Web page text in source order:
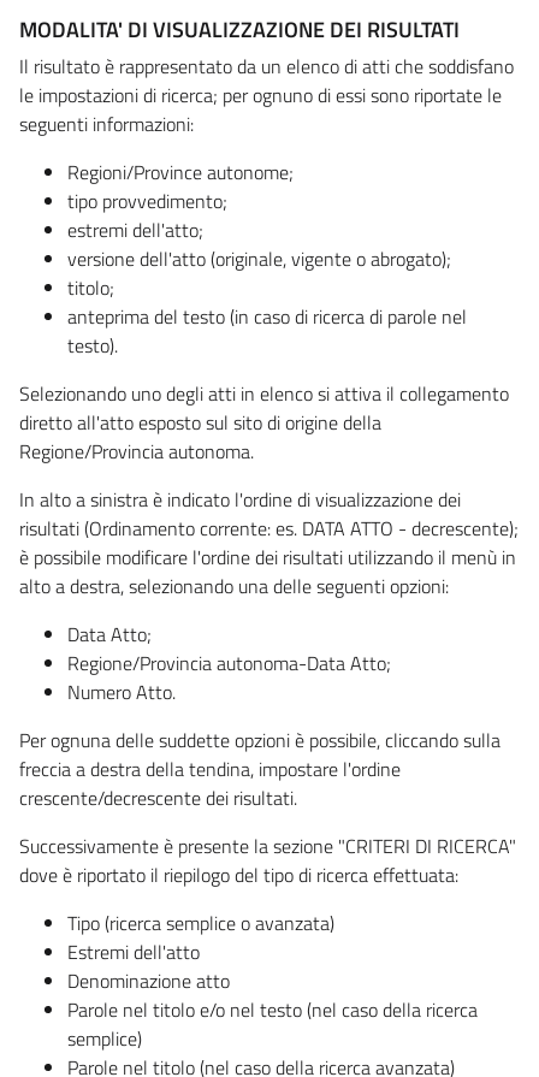
MODALITA' DI VISUALIZZAZIONE DEI RISULTATI
Il risultato è rappresentato da un elenco di atti che soddisfano
le impostazioni di ricerca; per ognuno di essi sono riportate le
seguenti informazioni:
Regioni/Province autonome;
tipo provvedimento;
estremi dell'atto;
versione dell'atto (originale, vigente o abrogato);
titolo;
anteprima del testo (in caso di ricerca di parole nel
testo).
Selezionando uno degli atti in elenco si attiva il collegamento
diretto all'atto esposto sul sito di origine della
Regione/Provincia autonoma.
In alto a sinistra è indicato l'ordine di visualizzazione dei
risultati (Ordinamento corrente: es. DATA ATTO - decrescente);
è possibile modificare l'ordine dei risultati utilizzando il menù in
alto a destra, selezionando una delle seguenti opzioni:
Data Atto;
Regione/Provincia autonoma-Data Atto;
Numero Atto.
Per ognuna delle suddette opzioni è possibile, cliccando sulla
freccia a destra della tendina, impostare l'ordine
crescente/decrescente dei risultati.
Successivamente è presente la sezione "CRITERI DI RICERCA"
dove è riportato il riepilogo del tipo di ricerca effettuata:
Tipo (ricerca semplice o avanzata)
Estremi dell'atto
Denominazione atto
Parole nel titolo e/o nel testo (nel caso della ricerca
semplice)
Parole nel titolo (nel caso della ricerca avanzata)